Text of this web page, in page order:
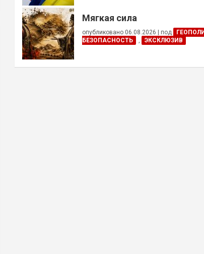
Мягкая сила
опубликовано 06.08.2026 под
БЕЗОПАСНОСТЬ
, ЭКСКЛЮЗИВ